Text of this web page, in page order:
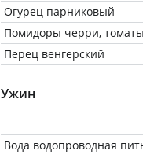
Огурец парниковый
Помидоры черри, томаты
Перец венгерский
Ужин
Вода водопроводная